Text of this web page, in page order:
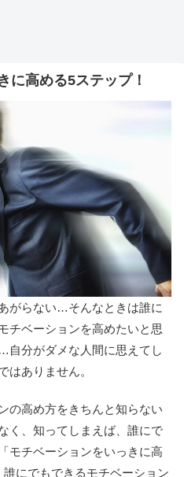
に高める5ステップ！
がらない…そんなときは誰に
チベーションを高めたいと思
自分がダメな人間に思えてし
はありません。
の高め方をきちんと知らない
く、知ってしまえば、誰にで
モチベーションをいっきに高
にでもできるモチベーション